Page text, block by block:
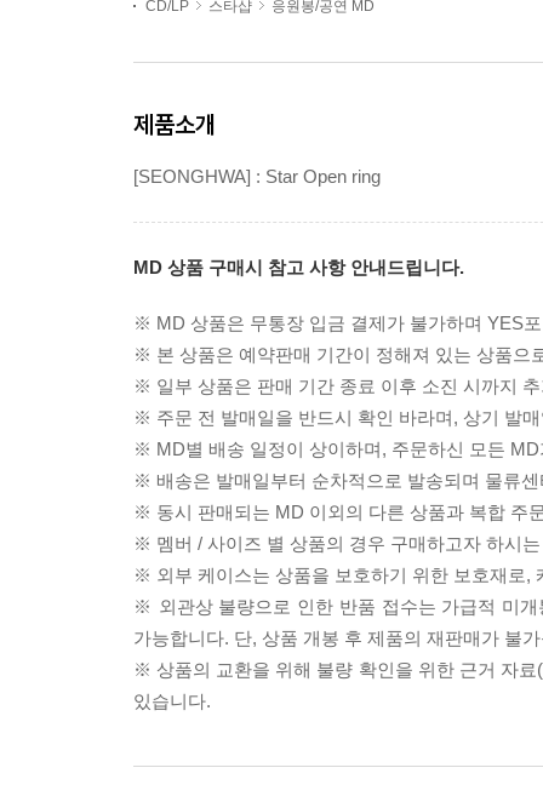
CD/LP 스타샵 응원봉/공연 MD
제품소개
[SEONGHWA] : Star Open ring
MD 상품 구매시 참고 사항 안내드립니다.
※ MD 상품은 무통장 입금 결제가 불가하며 YES
※ 본 상품은 예약판매 기간이 정해져 있는 상품으
※ 일부 상품은 판매 기간 종료 이후 소진 시까지
※ 주문 전 발매일을 반드시 확인 바라며, 상기 발
※ MD별 배송 일정이 상이하며, 주문하신 모든
※ 배송은 발매일부터 순차적으로 발송되며 물류
※ 동시 판매되는 MD 이외의 다른 상품과 복합 주
※ 멤버 / 사이즈 별 상품의 경우 구매하고자 하시
※ 외부 케이스는 상품을 보호하기 위한 보호재로,
※ 외관상 불량으로 인한 반품 접수는 가급적 미
가능합니다. 단, 상품 개봉 후 제품의 재판매가 불
※ 상품의 교환을 위해 불량 확인을 위한 근거 자
있습니다.